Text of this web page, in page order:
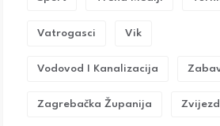
Vatrogasci Vik
Vodovod I Kanalizacija
Zagrebačka Županija